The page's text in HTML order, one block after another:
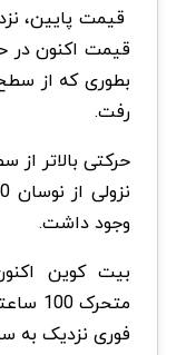
قیمت اکنون در
رفت.
وجود داشت.
فوری نزدیک به سطح 65800